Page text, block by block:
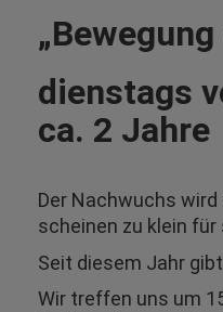
dienstags
ca. 2 Jahre
Der Nachwuchs
scheinen zu klein
Seit diesem Jahr
Wir treffen uns um